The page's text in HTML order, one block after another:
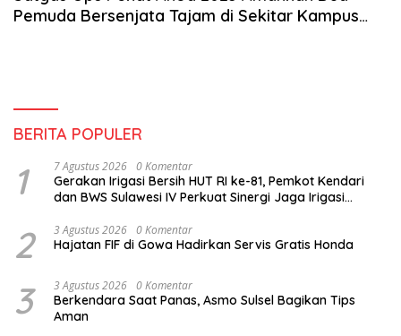
Pemuda Bersenjata Tajam di Sekitar Kampus
BERITA POPULER
1 7 Agustus 2026 0 Komentar
Gerakan Irigasi Bersih HUT RI ke-81, Pemkot Kendari
dan BWS Sulawesi IV Perkuat Sinergi Jaga Irigasi
2 3 Agustus 2026 0 Komentar
Hajatan FIF di Gowa Hadirkan Servis Gratis Honda
3 3 Agustus 2026 0 Komentar
Berkendara Saat Panas, Asmo Sulsel Bagikan Tips
Aman